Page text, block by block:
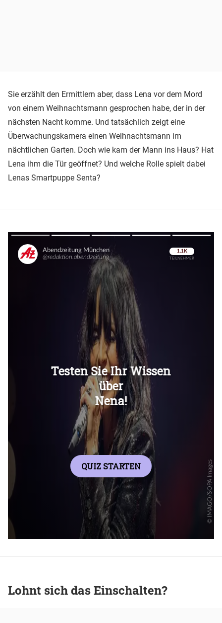
Sie erzählt den Ermittlern aber, dass Lena vor dem Mord
von einem Weihnachtsmann gesprochen habe, der in der
nächsten Nacht komme. Und tatsächlich zeigt eine
Überwachungskamera einen Weihnachtsmann im
nächtlichen Garten. Doch wie kam der Mann ins Haus? Hat
Lena ihm die Tür geöffnet? Und welche Rolle spielt dabei
Lenas Smartpuppe Senta?
Überspringen
Lohnt sich das Einschalten?